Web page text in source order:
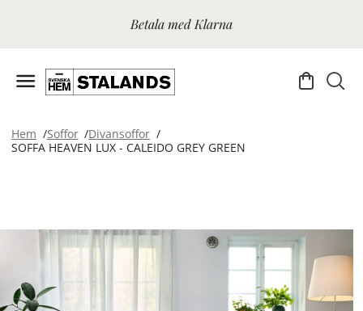
Betala med Klarna
Hem Soffor
Divansoffor
SOFFA HEAVEN LUX - CALEIDO GREY GREEN